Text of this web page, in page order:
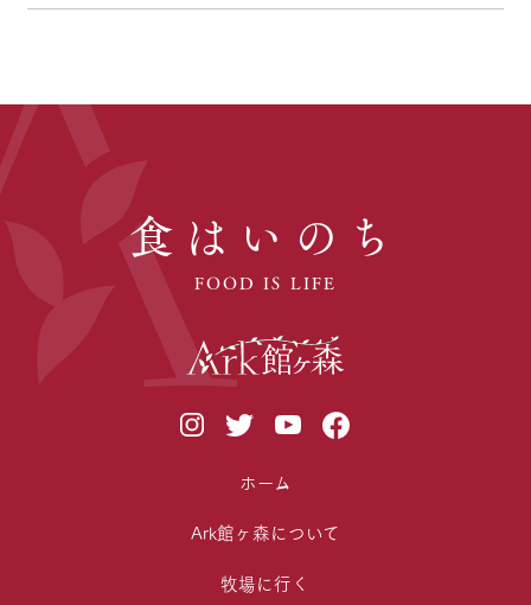
食はいのち
FOOD IS LIFE
ホーム
Ark館ヶ森について
牧場に行く